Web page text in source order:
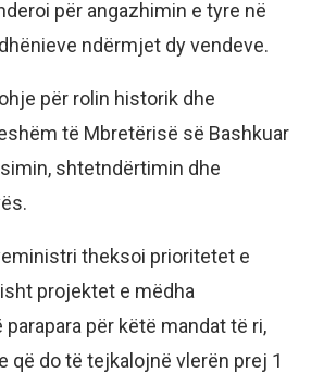
për angazhimin e tyre në
ndërmjet dy vendeve.
për rolin historik dhe
të Mbretërisë së Bashkuar
shtetndërtimin dhe
theksoi prioritetet e
projektet e mëdha
për këtë mandat të ri,
që do të tejkalojnë vlerën prej 1